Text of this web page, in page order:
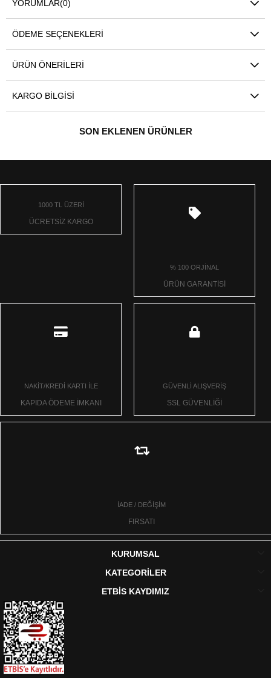
YORUMLAR(0)
ÖDEME SEÇENEKLERI
ÜRÜN ÖNERILERI
KARGO BILGISI
SON EKLENEN ÜRÜNLER
1000 TL ÜZERİ
ÜCRETSİZ KARGO
% 100 ORJİNAL
ÜRÜN GARANTİSİ
NAKİT/KREDİ KARTI İLE
KAPIDA ÖDEME İMKANI
GÜVENLİ ALIŞVERİŞ
SSL GÜVENLİĞİ
İADE / DEĞİŞİM
FIRSATI
KURUMSAL
KATEGORİLER
ETBİS KAYDIMIZ